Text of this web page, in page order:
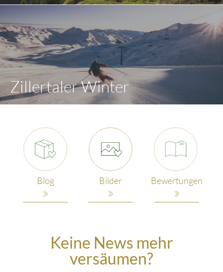
Zillertaler Winter
Blog Bilder Bewertungen
Keine News mehr
versäumen?